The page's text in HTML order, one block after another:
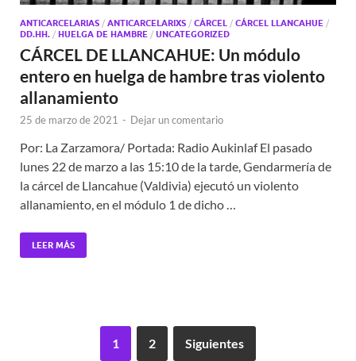
ANTICARCELARIAS / ANTICARCELARIXS / CÁRCEL / CÁRCEL LLANCAHUE /
DD.HH. / HUELGA DE HAMBRE / UNCATEGORIZED
CÁRCEL DE LLANCAHUE: Un módulo
entero en huelga de hambre tras violento
allanamiento
25 de marzo de 2021 - Dejar un comentario
Por: La Zarzamora/ Portada: Radio Aukinlaf El pasado
lunes 22 de marzo a las 15:10 de la tarde, Gendarmería de
la cárcel de Llancahue (Valdivia) ejecutó un violento
allanamiento, en el módulo 1 de dicho …
LEER MÁS
1 2 Siguientes